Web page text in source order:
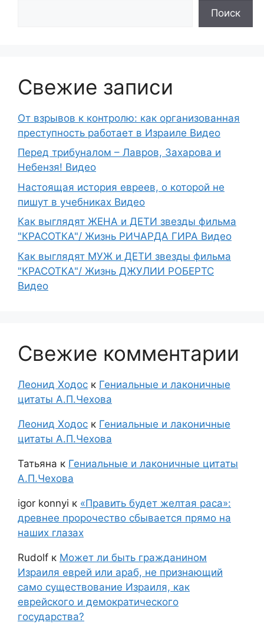
Поиск
Свежие записи
От взрывов к контролю: как организованная
преступность работает в Израиле Видео
Перед трибуналом – Лавров, Захарова и
Небензя! Видео
Настоящая история евреев, о которой не
пишут в учебниках Видео
Как выглядят ЖЕНА и ДЕТИ звезды фильма
"КРАСОТКА"/ Жизнь РИЧАРДА ГИРА Видео
Как выглядят МУЖ и ДЕТИ звезды фильма
"КРАСОТКА"/ Жизнь ДЖУЛИИ РОБЕРТС
Видео
Свежие комментарии
Леонид Ходос к Гениальные и лаконичные
цитаты А.П.Чехова
Леонид Ходос к Гениальные и лаконичные
цитаты А.П.Чехова
Татьяна к Гениальные и лаконичные цитаты
А.П.Чехова
igor konnyi к «Править будет желтая раса»:
древнее пророчество сбывается прямо на
наших глазах
Rudolf к Может ли быть гражданином
Израиля еврей или араб, не признающий
само существование Израиля, как
еврейского и демократического
государства?